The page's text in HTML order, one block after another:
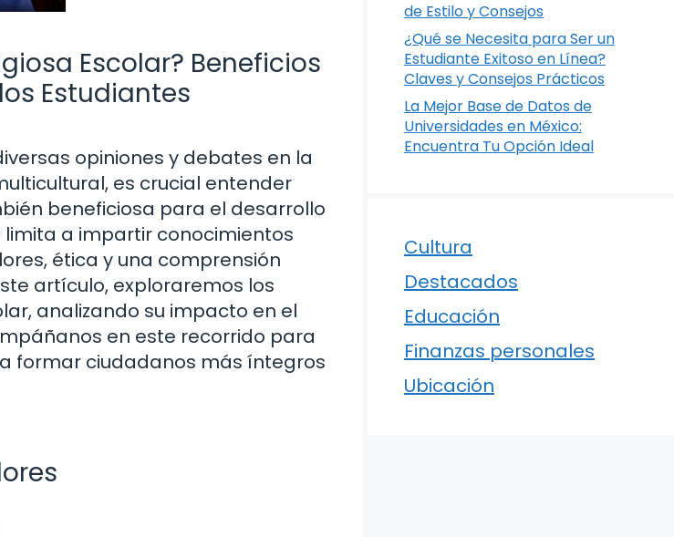
Escolar? Beneficios
Estudiantes
opiniones y debates en la
es crucial entender
beneficiosa para el desarrollo
limita a impartir conocimientos
ética y una comprensión
artículo, exploraremos los
analizando su impacto en el
en este recorrido para
formar ciudadanos más íntegros
de Estilo y Consejos
¿Qué se Necesita para Ser un
Estudiante Exitoso en Línea?
Claves y Consejos Prácticos
La Mejor Base de Datos de
Universidades en México:
Encuentra Tu Opción Ideal
Cultura
Destacados
Educación
Finanzas personales
Ubicación